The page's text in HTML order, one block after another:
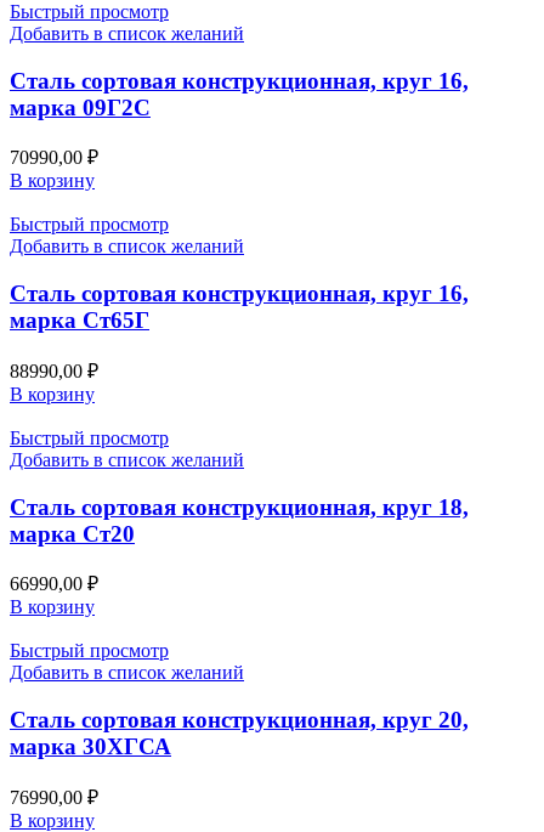
Быстрый просмотр
Добавить в список желаний
Сталь сортовая конструкционная, круг 16,
марка 09Г2С
70990,00 ₽
В корзину
Быстрый просмотр
Добавить в список желаний
Сталь сортовая конструкционная, круг 16,
марка Ст65Г
88990,00 ₽
В корзину
Быстрый просмотр
Добавить в список желаний
Сталь сортовая конструкционная, круг 18,
марка Ст20
66990,00 ₽
В корзину
Быстрый просмотр
Добавить в список желаний
Сталь сортовая конструкционная, круг 20,
марка 30ХГСА
76990,00 ₽
В корзину